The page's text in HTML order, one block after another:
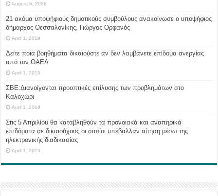
August 6, 2026
21 ακόμα υποψήφιους δημοτικούς συμβούλους ανακοίνωσε ο υποψήφιος
δήμαρχος Θεσσαλονίκης, Γιώργος Ορφανός
April 1, 2019
Δείτε ποια βοηθήματα δικαιούστε αν δεν λαμβάνετε επίδομα ανεργίας
από τον ΟΑΕΔ
April 1, 2019
ΣΒΕ:Διανοίγονται προοπτικές επίλυσης των προβλημάτων στο
Καλοχώρι
April 1, 2019
Στις 5 Απριλίου θα καταβληθούν τα προνοιακά και αναπηρικά
επιδόματα σε δικαιούχους οι οποίοι υπέβαλλαν αίτηση μέσω της
ηλεκτρονικής διαδικασίας
April 1, 2019